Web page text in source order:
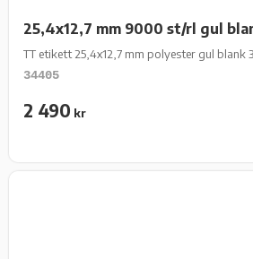
25,4x12,7 mm 9000 st/rl gul
TT etikett 25,4x12,7 mm polyester gul blank
34405
2 490 kr